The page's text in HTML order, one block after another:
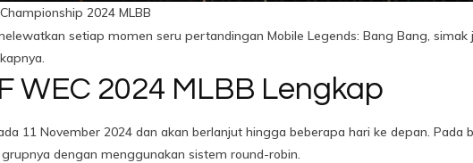
2024 MLBB
setiap momen seru pertandingan Mobile Legends: Bang Bang,
WEC 2024 MLBB Lengkap
11 November 2024 dan akan berlanjut hingga beberapa hari ke depan. Pada
dengan menggunakan sistem round-robin.